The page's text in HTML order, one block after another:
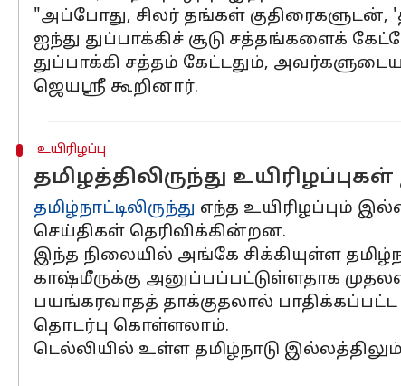
"அப்போது, ​​சிலர் தங்கள் குதிரைகளுடன்,
ஐந்து துப்பாக்கிச் சூடு சத்தங்களைக்
துப்பாக்கி சத்தம் கேட்டதும்,
ஜெயஸ்ரீ கூறினார்.
உயிரிழப்பு
தமிழத்திலிருந்து
தமிழ்நாட்டிலிருந்து எந்த உயிரிழப்பும்
செய்திகள் தெரிவிக்கின்றன.
இந்த நிலையில் அங்கே சிக்கியுள்ள
காஷ்மீருக்கு அனுப்பப்பட்டுள்ளதாக
பயங்கரவாதத் தாக்குதலால் பாதிக்கப்பட்ட
தொடர்பு கொள்ளலாம்.
டெல்லியில் உள்ள தமிழ்நாடு